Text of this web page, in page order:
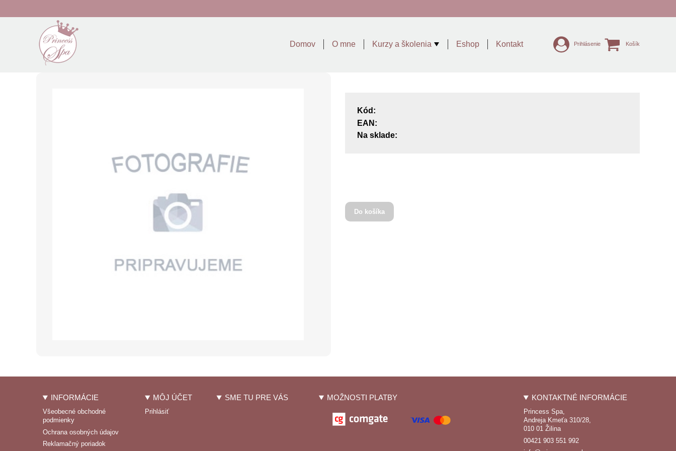
Domov O mne Kurzy a školenia Eshop Kontakt Prihlásenie Košík
Kód:
EAN:
Na sklade:
Do košíka
INFORMÁCIE
Všeobecné obchodné
podmienky
Ochrana osobných údajov
Reklamačný poriadok
MÔJ ÚČET
Prihlásiť
SME TU PRE VÁS MOŽNOSTI PLATBY KONTAKTNÉ INFORMÁCIE
Princess Spa,
Andreja Kmeťa 310/28,
010 01 Žilina
00421 903 551 992